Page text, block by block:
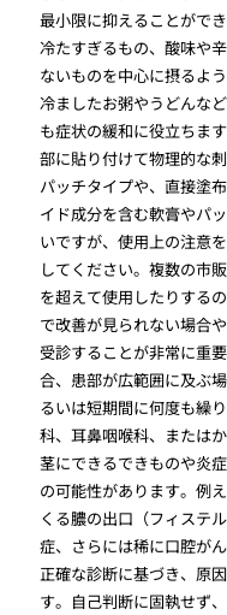
最小限に抑えることがで
冷たすぎるもの、酸味や
ないものを中心に摂るよ
冷ましたお粥やうどんな
も症状の緩和に役立ちま
部に貼り付けて物理的な
パッチタイプや、直接塗
イド成分を含む軟膏やパ
いですが、使用上の注意
してください。複数の市
を超えて使用したりする
で改善が見られない場合
受診することが非常に重
合、患部が広範囲に及ぶ
るいは短期間に何度も繰
科、耳鼻咽喉科、または
茎にできるできものや炎
の可能性があります。例
くる膿の出口（フィステ
症、さらには稀に口腔が
正確な診断に基づき、原
す。自己判断に固執せず